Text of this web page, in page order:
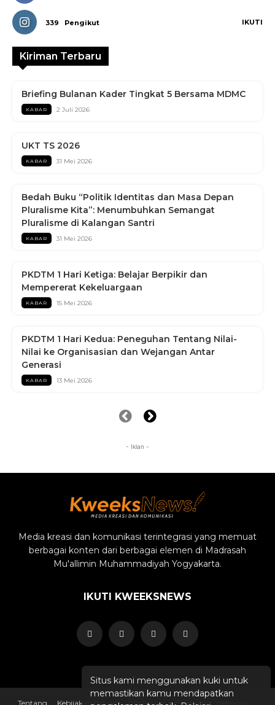
Situs kami menggunakan kuki untuk
memastikan kamu mendapatkan
339 Pengikut IKUTI
Kiriman Terbaru
Briefing Bulanan Kader Tingkat 5 Bersama MDMC
KABAR 2 Juli 2026
UKT TS 2026
KABAR 31 Mei 2026
Bedah Buku “Politik Identitas dan Masa Depan
Pluralisme Kita”: Menumbuhkan Semangat
Pluralisme di Kalangan Santri
KABAR 31 Mei 2026
PKDTM 1 Hari Ketiga: Belajar Berpikir dan
Mempererat Kekeluargaan
KABAR 15 Mei 2026
PKDTM 1 Hari Kedua: Peneguhan Tentang Nilai-
Nilai ke Organisasian dan Wejangan Antar
Generasi
KABAR 13 Mei 2026
- Iklan -
Media kreasi dan komunikasi terintegrasi yang memuat
berbagai konten dari berbagai elemen di Madrasah
Mu'allimin Muhammadiyah Yogyakarta.
IKUTI KWEEKSNEWS
Tentang Kebijakan Privasi Disclaimer Bantuan